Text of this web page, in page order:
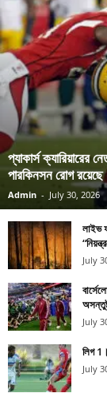
প্যাকার্স ক্যারিয়ারের
পারকিনসন রোগ রয়েছে
Admin - July 30, 2026
লাইভ
July
July
লিগ
July